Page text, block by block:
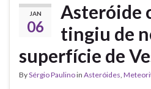
JAN
06
Asteróide
tingiu de
superfície de
BySérgio Paulinoin Asteróides,